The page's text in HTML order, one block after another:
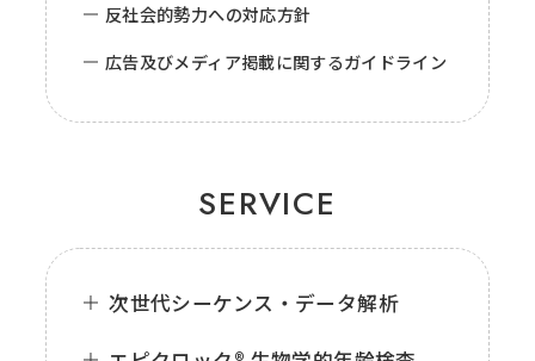
反社会的勢力への対応方針
広告及びメディア掲載に関するガイドライン
SERVICE
次世代シーケンス・データ解析